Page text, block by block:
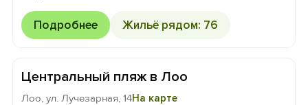
Подробнее Жильё рядом: 76
Центральный пляж в Лоо
Лоо, ул. Лучезарная, 14На карте